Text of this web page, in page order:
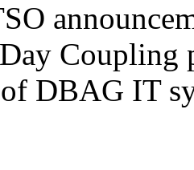
Coupling
DBAG IT